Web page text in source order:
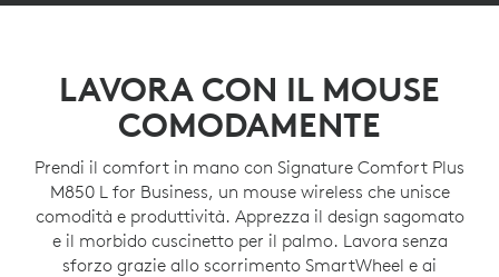
LAVORA CON IL MOUSE
COMODAMENTE
Prendi il comfort in mano con Signature Comfort Plus
M850 L for Business, un mouse wireless che unisce
comodità e produttività. Apprezza il design sagomato
e il morbido cuscinetto per il palmo. Lavora senza
sforzo grazie allo scorrimento SmartWheel e ai